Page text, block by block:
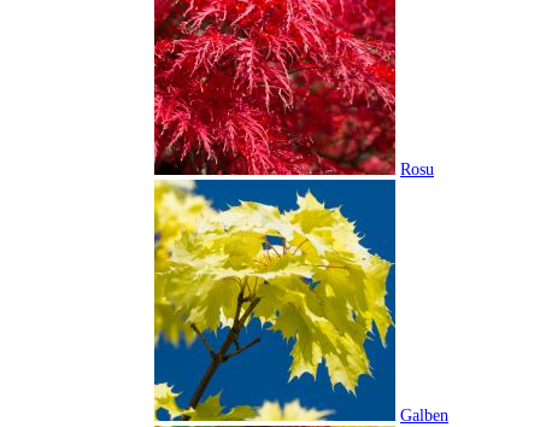
Rosu
Galben